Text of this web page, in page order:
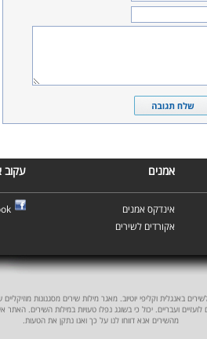
אמנים עקוב
אינדקס אמנים
אקורדים לשירים
באנגלית וקליפי יוטיוב. מאגר מילות שירים מסגנונות
ועבריים. יכול כי בשוגג נפלו טעויות במילות השירים.
מהשירים אנא דווחו לנו על כך ואנו נתקן את הטעות.